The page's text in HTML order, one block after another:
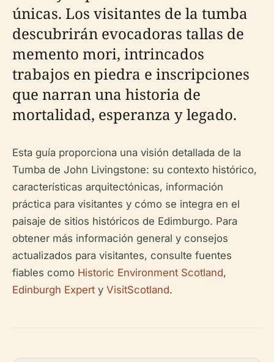
únicas. Los visitantes de la tumba
descubrirán evocadoras tallas de
memento mori, intrincados
trabajos en piedra e inscripciones
que narran una historia de
mortalidad, esperanza y legado.
Esta guía proporciona una visión detallada de la
Tumba de John Livingstone: su contexto histórico,
características arquitectónicas, información
práctica para visitantes y cómo se integra en el
paisaje de sitios históricos de Edimburgo. Para
obtener más información general y consejos
actualizados para visitantes, consulte fuentes
fiables como Historic Environment Scotland,
Edinburgh Expert y VisitScotland.